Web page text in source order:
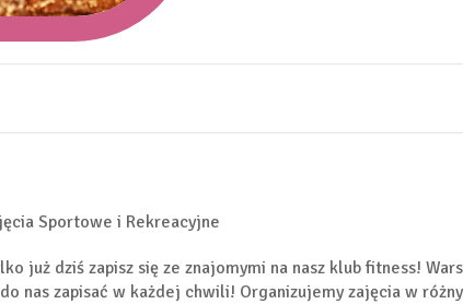
Sportowe i Rekreacyjne
już dziś zapisz się ze znajomymi na nasz klub fitness!
nas zapisać w każdej chwili! Organizujemy zajęcia w